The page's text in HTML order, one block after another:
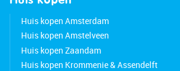
Huis kopen Amsterdam
Huis kopen Amstelveen
Huis kopen Zaandam
Huis kopen Krommenie & Assendelft